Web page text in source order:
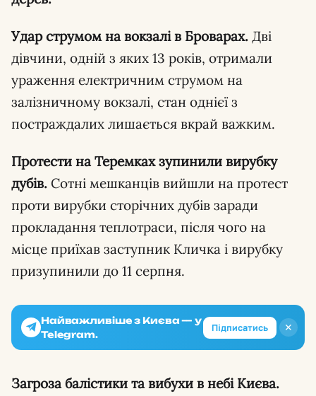
Удар струмом на вокзалі в Броварах. Дві
дівчини, одній з яких 13 років, отримали
ураження електричним струмом на
залізничному вокзалі, стан однієї з
постраждалих лишається вкрай важким.
Протести на Теремках зупинили вирубку
дубів. Сотні мешканців вийшли на протест
проти вирубки сторічних дубів заради
прокладання теплотраси, після чого на
місце приїхав заступник Кличка і вирубку
призупинили до 11 серпня.
✕
Найважливіше з Києва — у
Telegram.
Підписатись
Загроза балістики та вибухи в небі Києва.